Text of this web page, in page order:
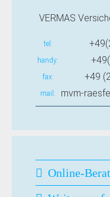
VERMAS
tel
handy
fax +49
mail mvm-
Online-